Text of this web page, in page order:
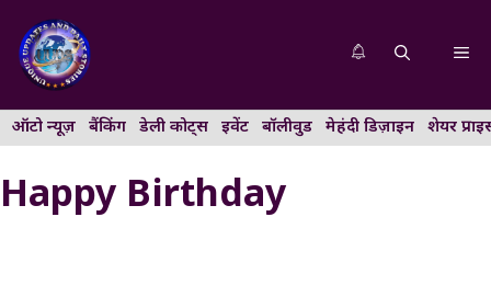
content
ऑटो न्यूज़ बैंकिंग डेली कोट्स इवेंट बॉलीवुड मेहंदी डिज़ाइन शेयर
Happy Birthday